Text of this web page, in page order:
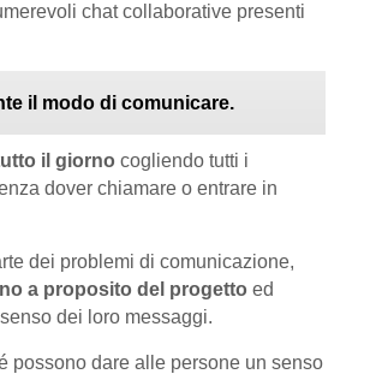
chat collaborative presenti
il modo di comunicare.
il giorno cogliendo tutti i
dover chiamare o entrare in
dei problemi di comunicazione,
a proposito del progetto ed
dei loro messaggi.
possono dare alle persone un senso